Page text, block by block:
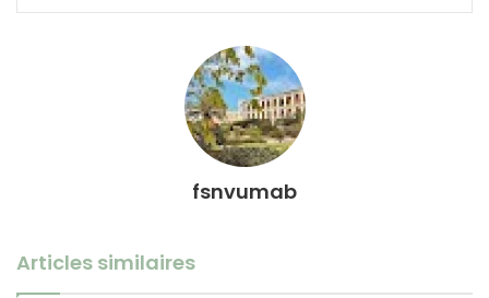
fsnvumab
Articles similaires